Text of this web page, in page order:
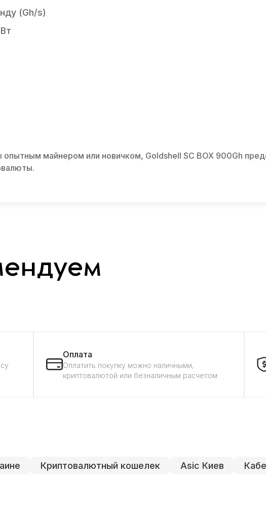
(Gh/s)
опытным майнером или новичком, Goldshell SC BOX 900Gh
Оплата
Оплатить покупку можно наличными,
криптовалютой или безналичным расчетом
Криптовалютный кошелек Asic Киев